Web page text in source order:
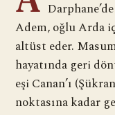
Adem, oğlu Arda
altüst eder.
hayatında geri
eşi Canan’ı
noktasına kadar